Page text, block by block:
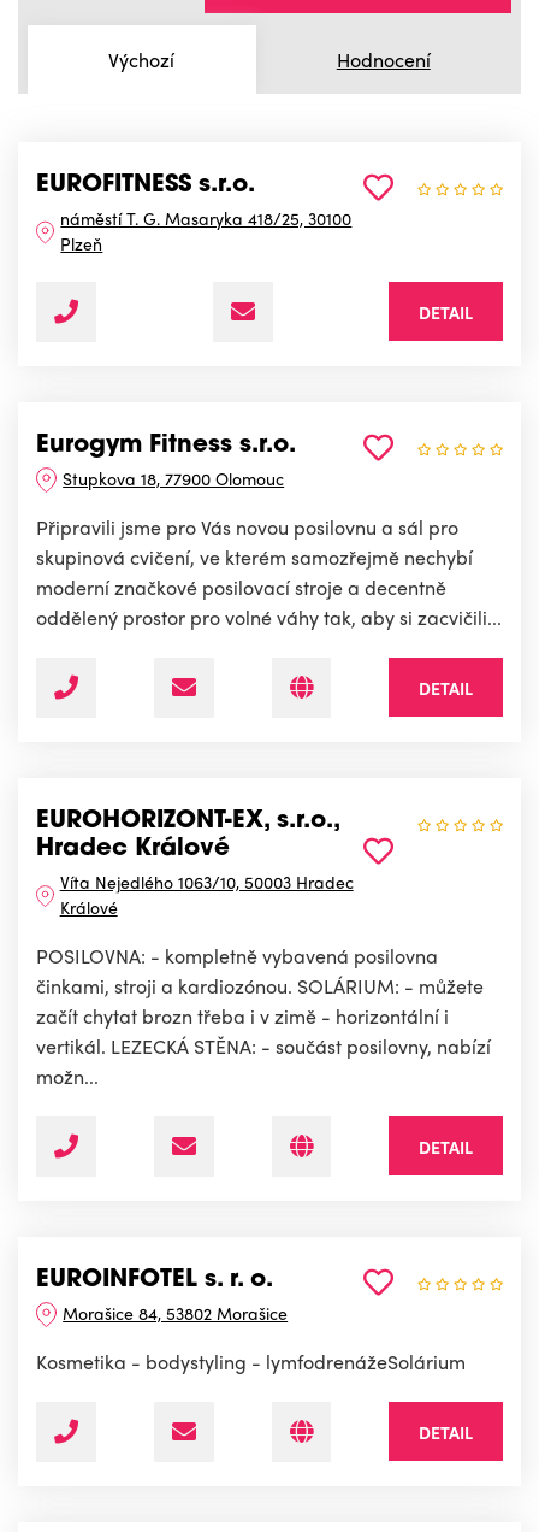
Výchozí Hodnocení
EUROFITNESS s.r.o.
náměstí T. G. Masaryka 418/25, 30100
Plzeň
DETAIL
Eurogym Fitness s.r.o.
Stupkova 18, 77900 Olomouc
Připravili jsme pro Vás novou posilovnu a sál pro
skupinová cvičení, ve kterém samozřejmě nechybí
moderní značkové posilovací stroje a decentně
oddělený prostor pro volné váhy tak, aby si zacvičili...
DETAIL
EUROHORIZONT-EX, s.r.o.,
Hradec Králové
Víta Nejedlého 1063/10, 50003 Hradec
Králové
POSILOVNA: - kompletně vybavená posilovna
činkami, stroji a kardiozónou. SOLÁRIUM: - můžete
začít chytat brozn třeba i v zimě - horizontální i
vertikál. LEZECKÁ STĚNA: - součást posilovny, nabízí
možn...
DETAIL
EUROINFOTEL s. r. o.
Morašice 84, 53802 Morašice
Kosmetika - bodystyling - lymfodrenážeSolárium
DETAIL